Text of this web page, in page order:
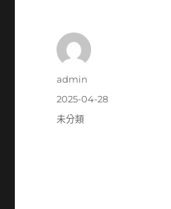
作
admin
發
佈
2025-04-28
分
未分類